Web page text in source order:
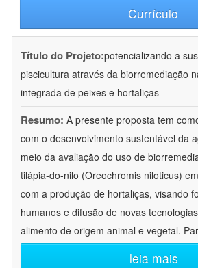
Currículo
Título do Projeto:potencializando a
piscicultura através da biorremediação
integrada de peixes e hortaliças
Resumo: A presente proposta tem
com o desenvolvimento sustentável da
meio da avaliação do uso de
tilápia-do-nilo (Oreochromis niloticus)
com a produção de hortaliças, visando
humanos e difusão de novas
alimento de origem animal e vegetal.
leia mais